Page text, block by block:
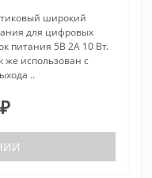
широкий
для цифровых
питания 5В 2А 10 Вт.
же использован с
..